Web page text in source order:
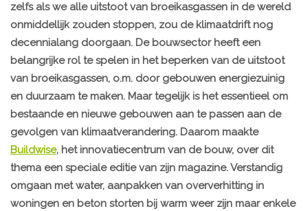
zelfs als we alle uitstoot van broeikasgassen in de wereld
onmiddellijk zouden stoppen, zou de klimaatdrift nog
decennialang doorgaan. De bouwsector heeft een
belangrijke rol te spelen in het beperken van de uitstoot
van broeikasgassen, o.m. door gebouwen energiezuinig
en duurzaam te maken. Maar tegelijk is het essentieel om
bestaande en nieuwe gebouwen aan te passen aan de
gevolgen van klimaatverandering. Daarom maakte
Buildwise, het innovatiecentrum van de bouw, over dit
thema een speciale editie van zijn magazine. Verstandig
omgaan met water, aanpakken van oververhitting in
woningen en beton storten bij warm weer zijn maar enkele